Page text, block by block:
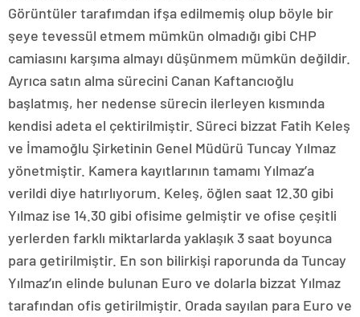
Görüntüler tarafımdan ifşa edilmemiş olup böyle bir
şeye tevessül etmem mümkün olmadığı gibi CHP
camiasını karşıma almayı düşünmem mümkün değildir.
Ayrıca satın alma sürecini Canan Kaftancıoğlu
başlatmış, her nedense sürecin ilerleyen kısmında
kendisi adeta el çektirilmiştir. Süreci bizzat Fatih Keleş
ve İmamoğlu Şirketinin Genel Müdürü Tuncay Yılmaz
yönetmiştir. Kamera kayıtlarının tamamı Yılmaz’a
verildi diye hatırlıyorum. Keleş, öğlen saat 12.30 gibi
Yılmaz ise 14.30 gibi ofisime gelmiştir ve ofise çeşitli
yerlerden farklı miktarlarda yaklaşık 3 saat boyunca
para getirilmiştir. En son bilirkişi raporunda da Tuncay
Yılmaz’ın elinde bulunan Euro ve dolarla bizzat Yılmaz
tarafından ofis getirilmiştir. Orada sayılan para Euro ve